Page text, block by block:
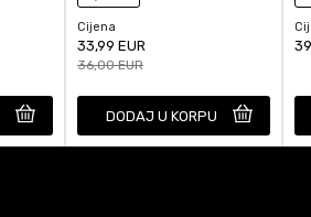
Cijena
33,99 EUR
36,00EUR
DODAJ U KORPU